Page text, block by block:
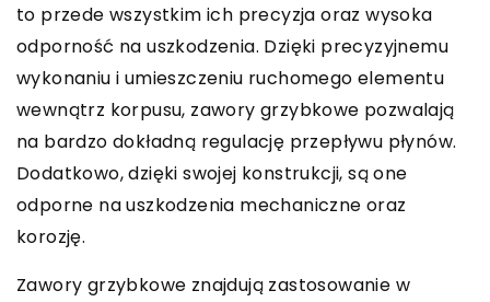
to przede wszystkim ich precyzja oraz wysoka
odporność na uszkodzenia. Dzięki precyzyjnemu
wykonaniu i umieszczeniu ruchomego elementu
wewnątrz korpusu, zawory grzybkowe pozwalają
na bardzo dokładną regulację przepływu płynów.
Dodatkowo, dzięki swojej konstrukcji, są one
odporne na uszkodzenia mechaniczne oraz
korozję.
Zawory grzybkowe znajdują zastosowanie w